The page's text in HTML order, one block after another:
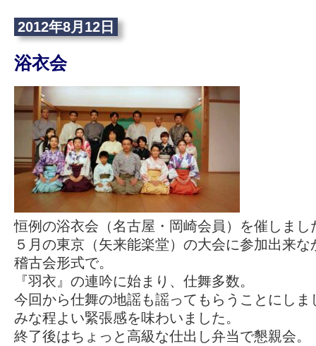
2012年8月12日
浴衣会
恒例の浴衣会（名古屋・岡崎会員）を催しまし
５月の東京（矢来能楽堂）の大会に参加出来
稽古会形式で。
『羽衣』の連吟に始まり、仕舞多数。
今回から仕舞の地謡も謡ってもらうことにしま
みな程よい緊張感を味わいました。
終了後はちょっと高級な仕出し弁当で懇親会。